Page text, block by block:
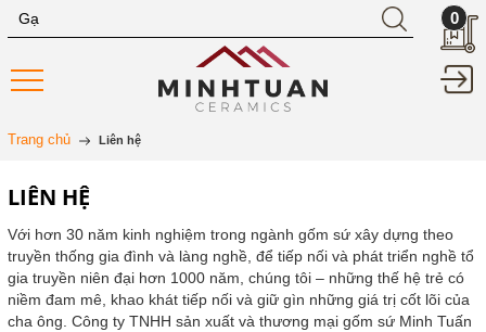
0
Trang chủ Liên hệ
LIÊN HỆ
Với hơn 30 năm kinh nghiệm trong ngành gốm sứ xây dựng theo
truyền thống gia đình và làng nghề, để tiếp nối và phát triển nghề tổ
gia truyền niên đại hơn 1000 năm, chúng tôi – những thế hệ trẻ có
niềm đam mê, khao khát tiếp nối và giữ gìn những giá trị cốt lõi của
cha ông. Công ty TNHH sản xuất và thương mại gốm sứ Minh Tuấn